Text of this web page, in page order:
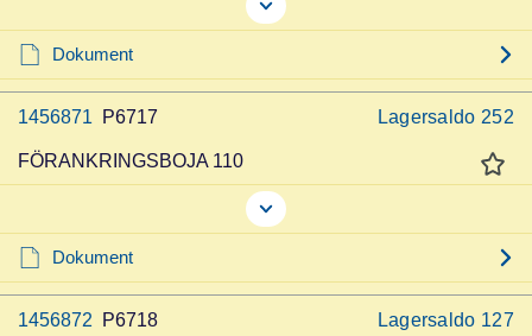
Dokument
1456871 P6717 Lagersaldo 252
FÖRANKRINGSBOJA 110
Dokument
1456872 P6718 Lagersaldo 127